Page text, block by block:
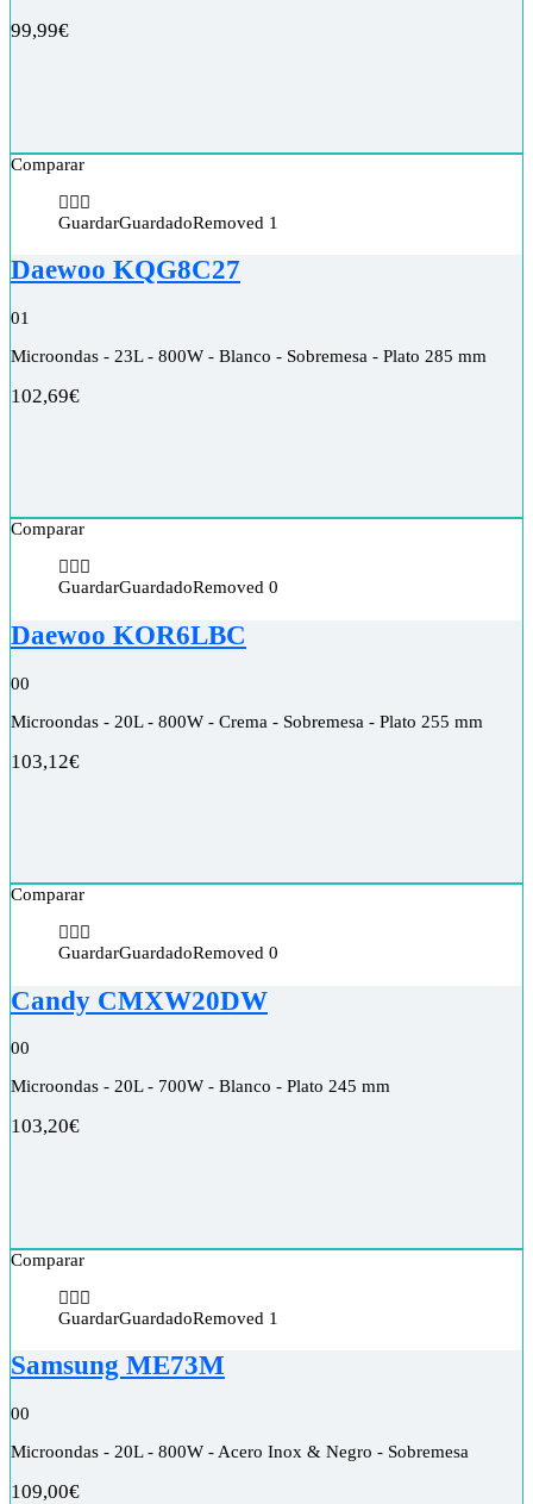
99,99€
Comparar
GuardarGuardadoRemoved 1
Daewoo KQG8C27
01
Microondas - 23L - 800W - Blanco - Sobremesa - Plato 285 mm
102,69€
Comparar
GuardarGuardadoRemoved 0
Daewoo KOR6LBC
00
Microondas - 20L - 800W - Crema - Sobremesa - Plato 255 mm
103,12€
Comparar
GuardarGuardadoRemoved 0
Candy CMXW20DW
00
Microondas - 20L - 700W - Blanco - Plato 245 mm
103,20€
Comparar
GuardarGuardadoRemoved 1
Samsung ME73M
00
Microondas - 20L - 800W - Acero Inox & Negro - Sobremesa
109,00€